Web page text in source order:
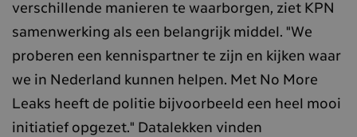
verschillende manieren te waarborgen, ziet KPN
samenwerking als een belangrijk middel. "We
proberen een kennispartner te zijn en kijken waar
we in Nederland kunnen helpen. Met No More
Leaks heeft de politie bijvoorbeeld een heel mooi
initiatief opgezet." Datalekken vinden